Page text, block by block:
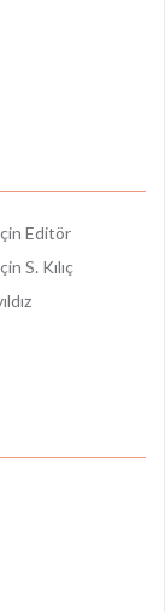
Editör
S. Kılıç